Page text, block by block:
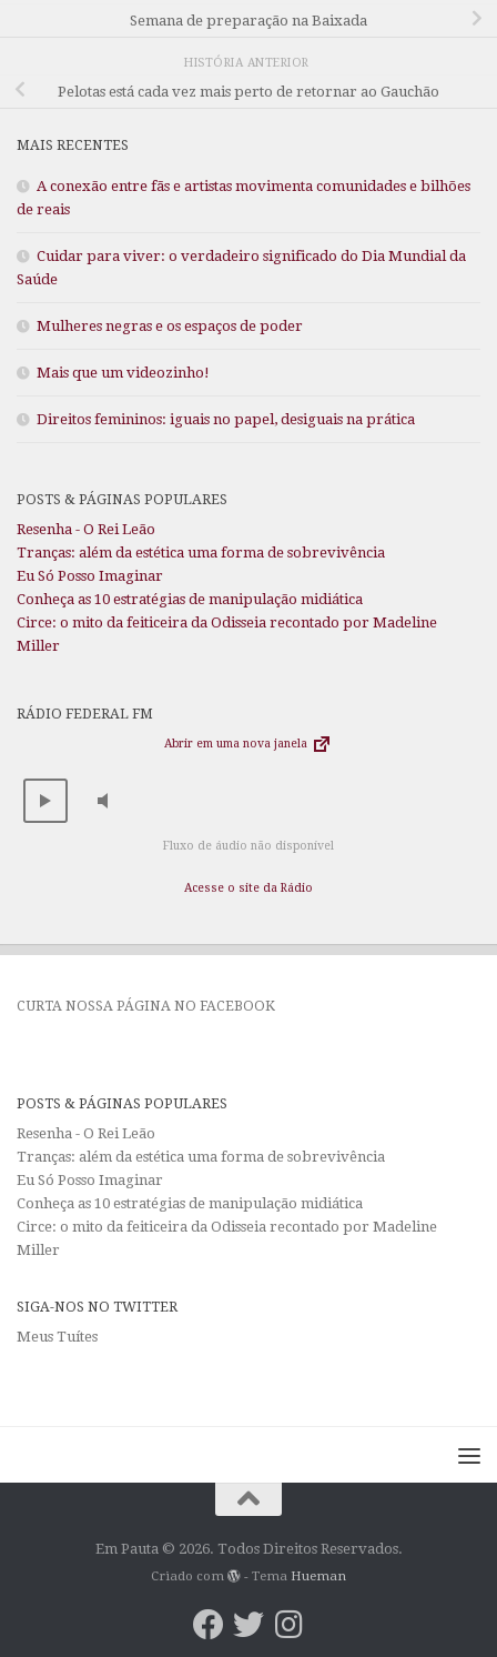
Semana de preparação na Baixada
HISTÓRIA ANTERIOR
Pelotas está cada vez mais perto de retornar ao Gauchão
MAIS RECENTES
A conexão entre fãs e artistas movimenta comunidades e bilhões
de reais
Cuidar para viver: o verdadeiro significado do Dia Mundial da
Saúde
Mulheres negras e os espaços de poder
Mais que um videozinho!
Direitos femininos: iguais no papel, desiguais na prática
POSTS & PÁGINAS POPULARES
Resenha - O Rei Leão
Tranças: além da estética uma forma de sobrevivência
Eu Só Posso Imaginar
Conheça as 10 estratégias de manipulação midiática
Circe: o mito da feiticeira da Odisseia recontado por Madeline
Miller
RÁDIO FEDERAL FM
Abrir em uma nova janela
Fluxo de áudio não disponível
Acesse o site da Rádio
CURTA NOSSA PÁGINA NO FACEBOOK
POSTS & PÁGINAS POPULARES
Resenha - O Rei Leão
Tranças: além da estética uma forma de sobrevivência
Eu Só Posso Imaginar
Conheça as 10 estratégias de manipulação midiática
Circe: o mito da feiticeira da Odisseia recontado por Madeline
Miller
SIGA-NOS NO TWITTER
Meus Tuítes
Em Pauta © 2026. Todos Direitos Reservados.
Criado com - Tema Hueman